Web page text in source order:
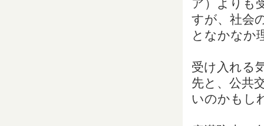
ア）よりも
すが、社会
となかなか
受け入れる
先と、公共
いのかもし